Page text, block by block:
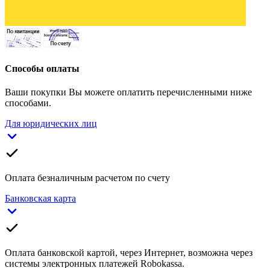
Способы оплаты
Ваши покупки Вы можете оплатить перечисленными ниже
способами.
Для юридических лиц
Оплата безналичным расчетом по счету
Банковская карта
Оплата банковской картой, через Интернет, возможна через
системы электронных платежей Robokassa.